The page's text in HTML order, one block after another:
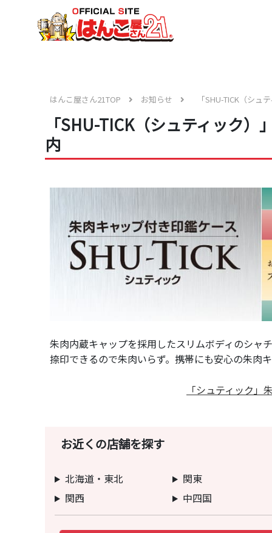
はんこ屋さん21TOP お知らせ 「SHU-TICK（シュ
「SHU-TICK（シュティック
内
朱肉内蔵キャップを採用したスリムボディのシャ
捺印できるので朱肉いらず。携帯にも安心の朱肉
「シュティック」
お近くの店舗を探す
北海道・東北
関東
関西
中四国